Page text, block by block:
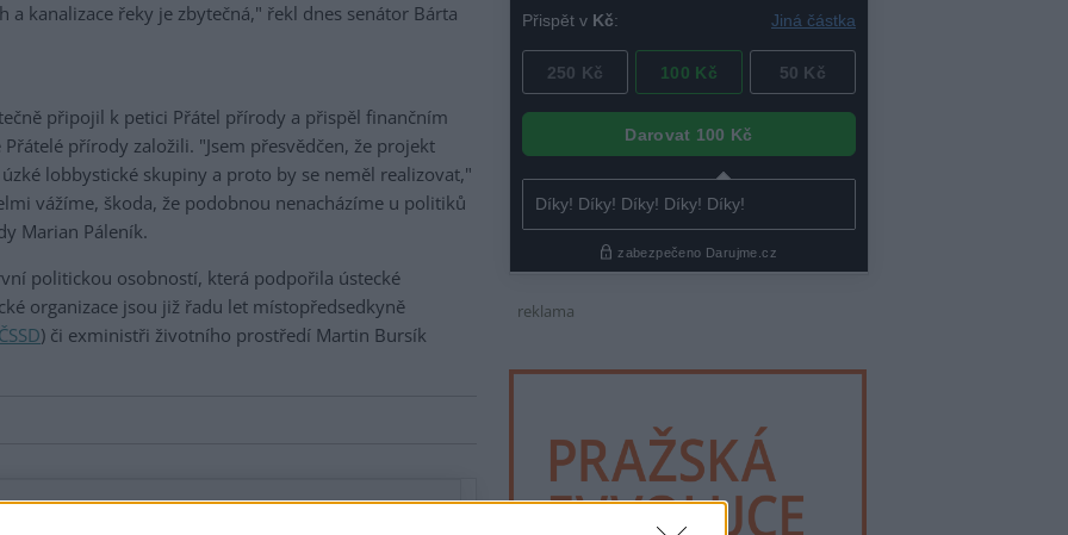
kanalizace řeky je zbytečná," řekl dnes senátor Bárta
připojil k petici Přátel přírody a přispěl finančním
přírody založili. "Jsem přesvědčen, že projekt
lobbystické skupiny a proto by se neměl realizovat,"
vážíme, škoda, že podobnou nenacházíme u politiků
Marian Páleník.
politickou osobností, která podpořila ústecké
organizace jsou již řadu let místopředsedkyně
ČSSD) či exministři životního prostředí Martin Bursík
reklama